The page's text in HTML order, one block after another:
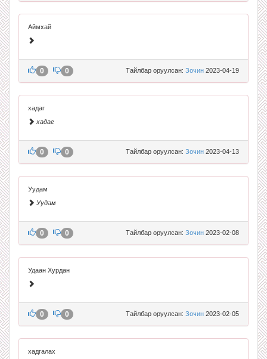
Аймхай
Тайлбар оруулсан: Зочин 2023-04-19
0 0
хадаг
хадаг
Тайлбар оруулсан: Зочин 2023-04-13
0 0
Уудам
Уудам
Тайлбар оруулсан: Зочин 2023-02-08
0 0
Удаан Хурдан
Тайлбар оруулсан: Зочин 2023-02-05
0 0
хадгалах